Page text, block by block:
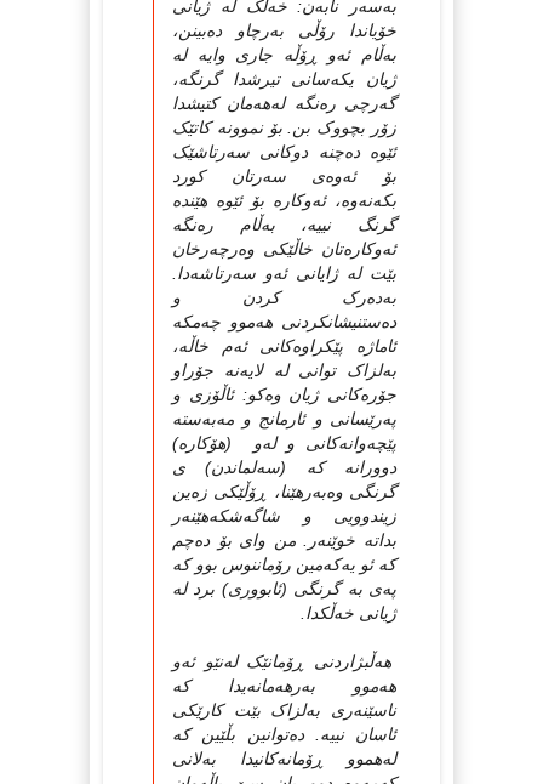
به‌سه‌ر نابه‌ن: خه‌ڵک له‌ ژیانی
خۆیاندا رۆڵی به‌رچاو ده‌بینن،
به‌ڵام ئه‌و ڕۆڵه‌ جاری وایه‌ له‌
ژیان یکه‌سانی تیرشدا گرنگه‌،
گه‌رچی ره‌نگه‌ له‌هه‌مان کتیشدا
زۆر بچووک بن. بۆ نموونه‌ کاتێک
ئێوه‌ ده‌چنه‌ دوکانی سه‌رتاشێک
بۆ ئه‌وه‌ی سه‌رتان کورد
بکه‌نه‌وه‌، ئه‌وکاره‌ بۆ ئێوه‌ هێنده‌
گرنگ نییه‌، به‌ڵام ره‌نگه‌
ئه‌وکاره‌تان خاڵێکی وه‌رچه‌رخان
بێت له‌ ژایانی ئه‌و سه‌رتاشه‌دا.
به‌ده‌رک کردن و
ده‌ستنیشانکردنی هه‌موو چه‌مکه‌
ئاماژه‌ پێکراوه‌کانی ئه‌م خاڵه‌،
به‌لزاک توانی له‌ لایه‌نه‌ جۆراو
جۆره‌کانی ژیان وه‌کو: ئاڵۆزی و
په‌رێسانی و ئارمانج و مه‌به‌سته‌
پێچه‌وانه‌کانی و له‌و (هۆکاره‌)
دوورانه‌ که‌ (سه‌لماندن) ی
گرنگی وه‌به‌رهێنا، ڕۆڵێكی زه‌ین
زیندوویی و شاگه‌شکه‌هێنه‌ر
بداته‌ خوێنه‌ر. من وای بۆ ده‌چم
که‌ ئو یه‌که‌مین رۆماننوس بوو که‌
په‌ی به‌ گرنگی (ئابووری) برد له‌
ژیانی خه‌ڵکدا.
هه‌ڵبژاردنی ڕۆمانێک له‌نێو ئه‌و
هه‌موو به‌رهه‌مانه‌یدا که‌
ناسێنه‌ری به‌لزاک بێت کارێکی
ئاسان نییه‌. ده‌توانین بڵێین که‌
له‌هموو ڕۆمانه‌کانیدا به‌لانی